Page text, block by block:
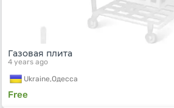
Газовая плита
4 years ago
Ukraine,Одесса
Free